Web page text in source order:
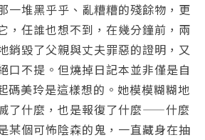
一堆黑乎乎、亂糟糟的殘餘物，更
，任誰也想不到，在幾分鐘前，兩
銷毀了父親與丈夫罪惡的證明，又
口不提。但燒掉日記本並非僅是自
美玲是這樣想的。她模模糊糊地
了什麼，也是報復了什麼——什麼
某個可怖陰森的鬼，一直藏身在抽